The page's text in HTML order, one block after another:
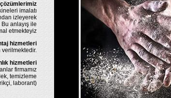
imalatı
izleyerek
Bu anlayış ile
etmekteyiz
hizmetleri
verilmektedir.
hizmetleri
firmamız
temizleme
laborant)